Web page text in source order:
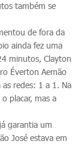
também se
de fora da
ainda fez uma
minutos, Clayton
Éverton Aemão
redes: 1 a 1. Na
placar, mas a
garantia um
José estava em